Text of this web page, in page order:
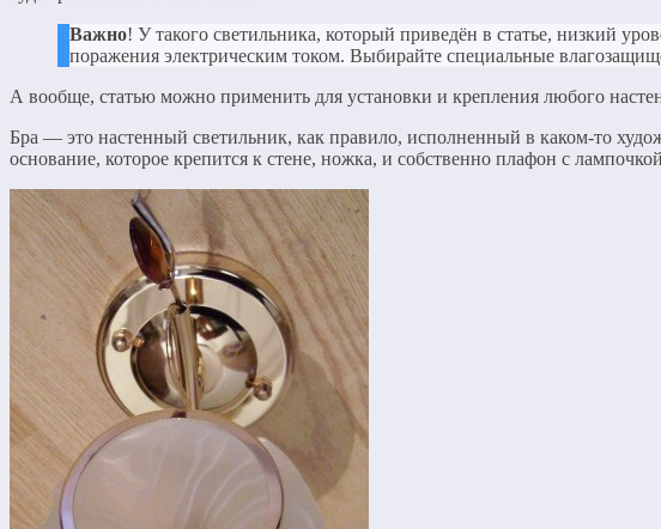
Важно! У такого светильника, который приведён в статье, низкий
поражения электрическим током. Выбирайте специальные
А вообще, статью можно применить для установки и крепления любого
Бра — это настенный светильник, как правило, исполненный в каком-то
основание, которое крепится к стене, ножка, и собственно плафон с